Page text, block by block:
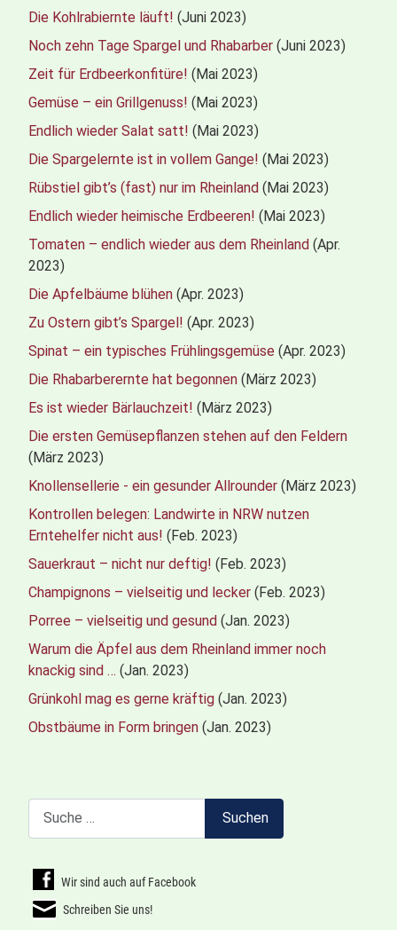
Die Kohlrabiernte läuft! (Juni 2023)
Noch zehn Tage Spargel und Rhabarber (Juni 2023)
Zeit für Erdbeerkonfitüre! (Mai 2023)
Gemüse – ein Grillgenuss! (Mai 2023)
Endlich wieder Salat satt! (Mai 2023)
Die Spargelernte ist in vollem Gange! (Mai 2023)
Rübstiel gibt’s (fast) nur im Rheinland (Mai 2023)
Endlich wieder heimische Erdbeeren! (Mai 2023)
Tomaten – endlich wieder aus dem Rheinland (Apr.
2023)
Die Apfelbäume blühen (Apr. 2023)
Zu Ostern gibt’s Spargel! (Apr. 2023)
Spinat – ein typisches Frühlingsgemüse (Apr. 2023)
Die Rhabarberernte hat begonnen (März 2023)
Es ist wieder Bärlauchzeit! (März 2023)
Die ersten Gemüsepflanzen stehen auf den Feldern
(März 2023)
Knollensellerie - ein gesunder Allrounder (März 2023)
Kontrollen belegen: Landwirte in NRW nutzen
Erntehelfer nicht aus! (Feb. 2023)
Sauerkraut – nicht nur deftig! (Feb. 2023)
Champignons – vielseitig und lecker (Feb. 2023)
Porree – vielseitig und gesund (Jan. 2023)
Warum die Äpfel aus dem Rheinland immer noch
knackig sind … (Jan. 2023)
Grünkohl mag es gerne kräftig (Jan. 2023)
Obstbäume in Form bringen (Jan. 2023)
Suchen
Wir sind auch auf Facebook
Schreiben Sie uns!